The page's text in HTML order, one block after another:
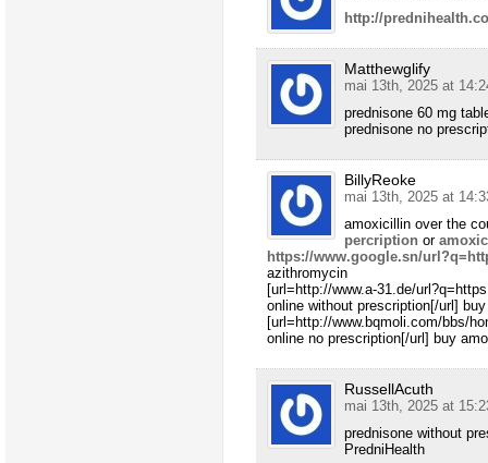
http://
Matthewglify
mai 13th, 2025 at
prednisone 60 mg
prednisone no
BillyReoke
mai 13th, 2025 at
amoxicillin over the
percription or
https://www.google.sn/
azithromycin
[url=http://www.a-31.de/
online without prescription[/url]
[url=http://www.bqmoli.com/bbs/
online no prescription[/url] buy
RussellAcuth
mai 13th, 2025 at
prednisone without
PredniHealth